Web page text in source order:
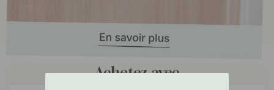
Achetez avec